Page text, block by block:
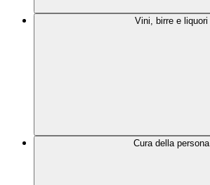
Vini, birre e liquori
Cura della persona